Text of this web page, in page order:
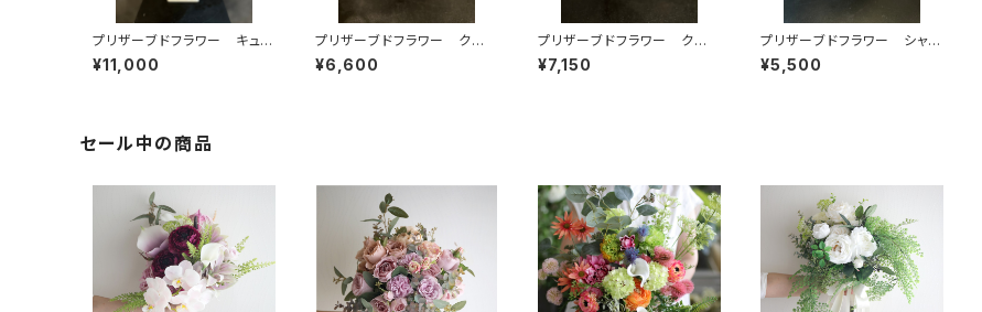
プリザーブドフラワー キュー
トなピンク系バラのプリアレン
ジ
¥11,000
プリザーブドフラワー クー
ル系シャビーなプリアレンジ
¥6,600
プリザーブドフラワー クー
ル系シャビーなプリアレンジ
¥7,150
プリザーブドフラワー シャビ
ーピンク系プリアレンジ
¥5,500
セール中の商品